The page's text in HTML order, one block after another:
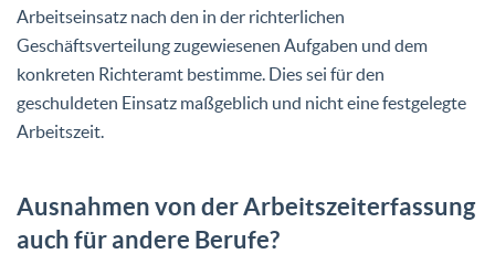
Arbeitseinsatz nach den in der richterlichen
Geschäftsverteilung zugewiesenen Aufgaben und dem
konkreten Richteramt bestimme. Dies sei für den
geschuldeten Einsatz maßgeblich und nicht eine festgelegte
Arbeitszeit.
Ausnahmen von der Arbeitszeiterfassung
auch für andere Berufe?